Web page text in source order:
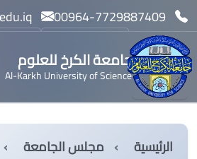
info@kus.edu.iq
جامعة الكرخ للعلوم
Al-Karkh University of Science
الرئيسية مجلس الجامعة